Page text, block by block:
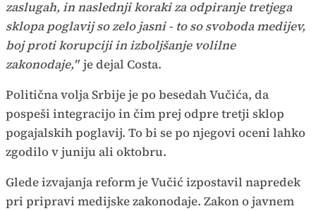
zaslugah, in naslednji koraki za odpiranje tretjega
sklopa poglavij so zelo jasni - to so svoboda medijev,
boj proti korupciji in izboljšanje volilne
zakonodaje," je dejal Costa.
Politična volja Srbije je po besedah Vučića, da
pospeši integracijo in čim prej odpre tretji sklop
pogajalskih poglavij. To bi se po njegovi oceni lahko
zgodilo v juniju ali oktobru.
Glede izvajanja reform je Vučić izpostavil napredek
pri pripravi medijske zakonodaje. Zakon o javnem